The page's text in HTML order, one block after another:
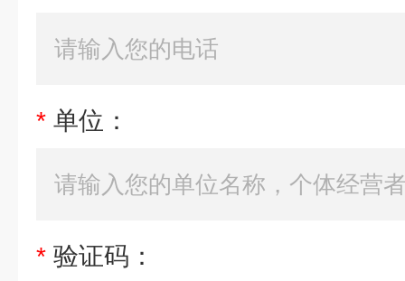
* 单位：
* 验证码：